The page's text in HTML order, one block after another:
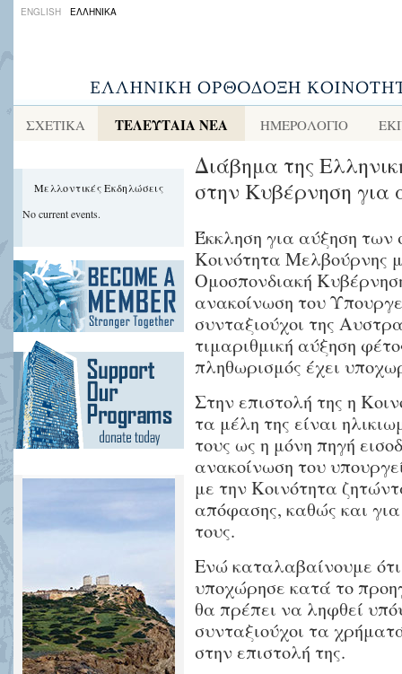
ENGLISH ΕΛΛΗΝΙΚΑ
ΣΧΕΤΙΚΑ ΤΕΛΕΥΤΑΙΑ ΝΕΑ ΗΜΕΡΟΛΟΓΙΟ
Μελλοντικές Εκδηλώσεις
No current events.
Διάβημα της
στην Κυβέρνηση
Έκκληση για αύξηση των
Κοινότητα Μελβούρνης
Ομοσπονδιακή
ανακοίνωση του
συνταξιούχοι της
τιμαριθμική αύξηση
πληθωρισμός έχει
Στην επιστολή της η
τα μέλη της είναι
τους ως η μόνη πηγή
ανακοίνωση του
με την Κοινότητα
απόφασης, καθώς και
τους.
Ενώ καταλαβαίνουμε
υποχώρησε κατά το
θα πρέπει να ληφθεί
συνταξιούχοι τα
στην επιστολή της.